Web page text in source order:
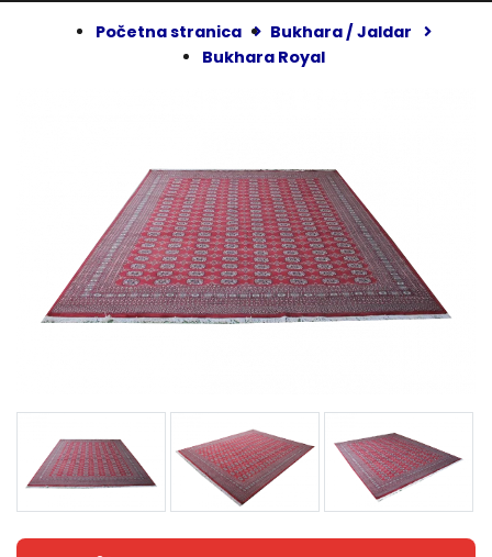
Početna stranica
Bukhara / Jaldar
Bukhara Royal